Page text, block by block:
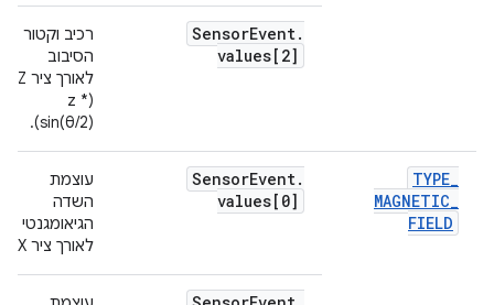
SensorEvent.
values[2]
רכיב וקטור
הסיבוב
(z *
sin(θ/2)).
TYPE_
MAGNETIC_
FIELD
SensorEvent.
values[0]
עוצמת
השדה
הגיאומגנטי
לאורך ציר X.